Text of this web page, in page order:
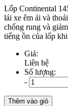
Lốp Continental
lái xe êm ái và
chống rung và
tiếng ồn của lốp
Giá:
Liên hệ
Số lượng:
-
Thêm vào giỏ